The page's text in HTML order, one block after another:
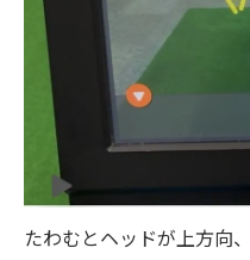
たわむとヘッドが上方向